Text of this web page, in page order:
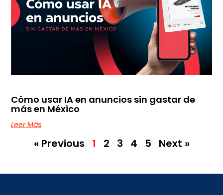
Cómo usar IA en anuncios sin gastar de
más en México
Leer Más
« Previous 1 2 3 4 5 Next »